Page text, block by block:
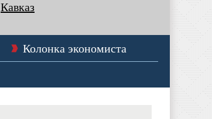
Кавказ
Колонка экономиста